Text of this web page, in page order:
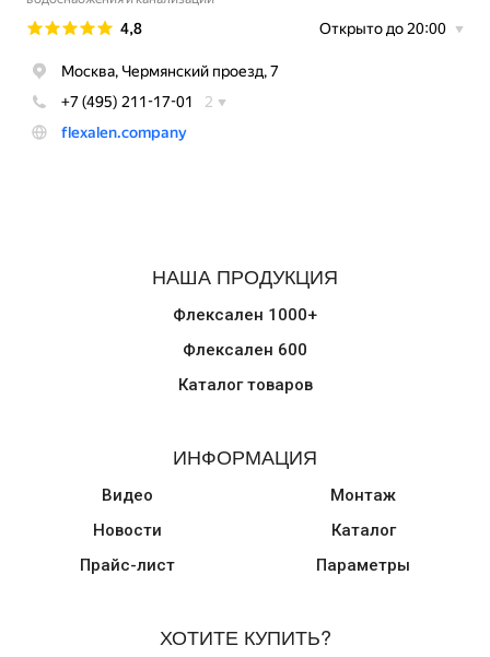
НАША ПРОДУКЦИЯ
Флексален 1000+
Флексален 600
Каталог товаров
ИНФОРМАЦИЯ
Видео
Новости
Прайс-лист
Монтаж
Каталог
Параметры
ХОТИТЕ КУПИТЬ?